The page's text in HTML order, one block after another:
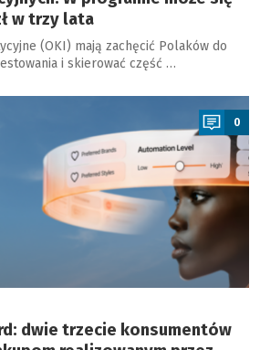
w trzy lata
(OKI) mają zachęcić Polaków do
i skierować część …
0
dwie trzecie konsumentów